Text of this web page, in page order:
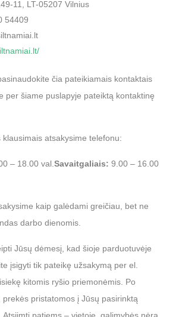
11, LT-05207 Vilnius
54409
čia pateikiamais kontaktais
per šiame puslapyje pateiktą kontaktinę
atsakysime telefonu:
– 18.00 val. Savaitgaliais: 9.00 – 16.00
kaip galėdami greičiau, bet ne
darbo dienomis.
Jūsų dėmesį, kad šioje parduotuvėje
įsigyti tik pateikę užsakymą per el.
kitomis ryšio priemonėmis. Po
pristatomos į Jūsų pasirinktą